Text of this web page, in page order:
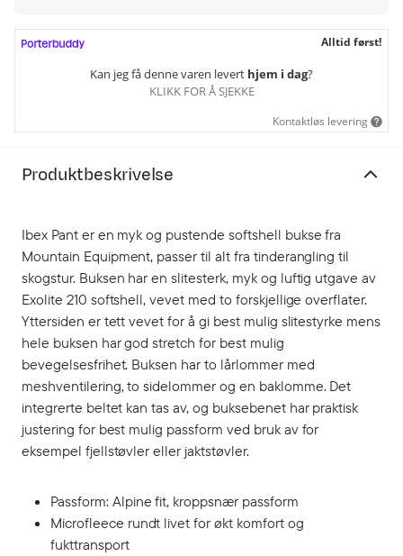
Alltid først!
Kan jeg få denne varen levert hjem i dag?
KLIKK FOR Å SJEKKE
Kontaktløs levering
Produktbeskrivelse
Ibex Pant er en myk og pustende softshell bukse fra
Mountain Equipment, passer til alt fra tinderangling til
skogstur. Buksen har en slitesterk, myk og luftig utgave av
Exolite 210 softshell, vevet med to forskjellige overflater.
Yttersiden er tett vevet for å gi best mulig slitestyrke mens
hele buksen har god stretch for best mulig
bevegelsesfrihet. Buksen har to lårlommer med
meshventilering, to sidelommer og en baklomme. Det
integrerte beltet kan tas av, og buksebenet har praktisk
justering for best mulig passform ved bruk av for
eksempel fjellstøvler eller jaktstøvler.
Passform: Alpine fit, kroppsnær passform
Microfleece rundt livet for økt komfort og
fukttransport